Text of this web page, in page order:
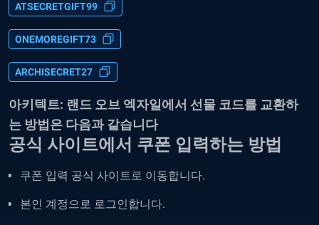
ATSECRETGIFT99
ONEMOREGIFT73
ARCHISECRET27
아키텍트: 랜드 오브 엑자일에서 선물 코드를 교환하
는 방법은 다음과 같습니다
공식 사이트에서 쿠폰 입력하는 방법
쿠폰 입력 공식 사이트로 이동합니다.
본인 계정으로 로그인합니다.